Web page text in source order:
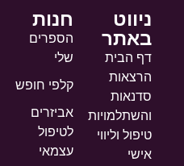
ניווט
באתר
דף הבית
הרצאות
סדנאות
והשתלמויות
טיפול וליווי
אישי
חנות
הספרים
שלי
קלפי חופש
אביזרים
לטיפול
עצמאי